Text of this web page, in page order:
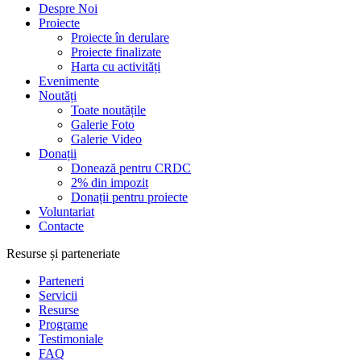
Despre Noi
Proiecte
Proiecte în derulare
Proiecte finalizate
Harta cu activități
Evenimente
Noutăți
Toate noutățile
Galerie Foto
Galerie Video
Donații
Donează pentru CRDC
2% din impozit
Donații pentru proiecte
Voluntariat
Contacte
Resurse și parteneriate
Parteneri
Servicii
Resurse
Programe
Testimoniale
FAQ